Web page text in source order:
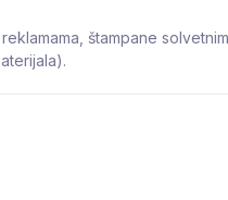
štampane